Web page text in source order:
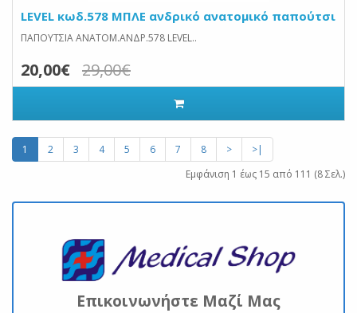
LEVEL κωδ.578 ΜΠΛΕ ανδρικό ανατομικό παπούτσι
ΠΑΠΟΥΤΣΙΑ ΑΝΑΤΟΜ.ΑΝΔΡ.578 LEVEL..
20,00€ 29,00€
1 2 3 4 5 6 7 8 >
>|
Εμφάνιση 1 έως 15 από 111 (8 Σελ.)
Επικοινωνήστε Μαζί Μας